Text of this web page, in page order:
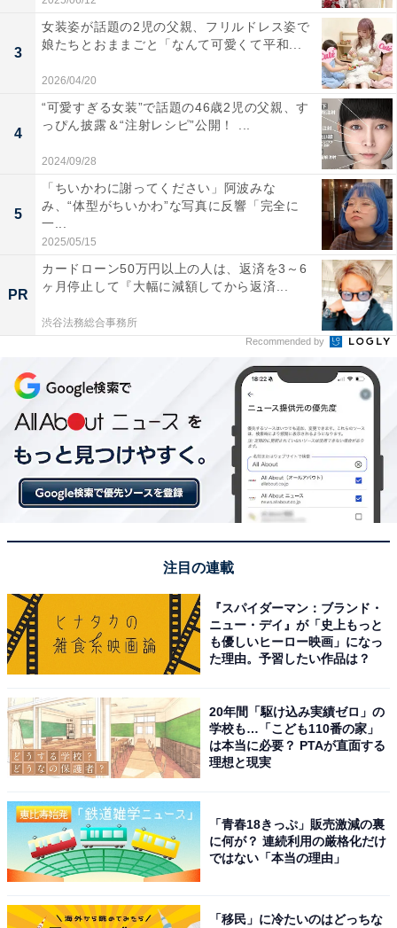
3
女装姿が話題の2児の父親、フリルドレス姿で
娘たちとおままごと「なんて可愛くて平和...
2026/04/20
4
“可愛すぎる女装”で話題の46歳2児の父親、す
っぴん披露＆“注射レシピ”公開！ ...
2024/09/28
5
「ちいかわに謝ってください」阿波みな
み、“体型がちいかわ”な写真に反響「完全に
一...
2025/05/15
PR
カードローン50万円以上の人は、返済を3～6
ヶ月停止して『大幅に減額してから返済...
渋谷法務総合事務所
Recommended by
注目の連載
『スパイダーマン：ブランド・
ニュー・デイ』が「史上もっと
も優しいヒーロー映画」になっ
た理由。予習したい作品は？
20年間「駆け込み実績ゼロ」の
学校も…「こども110番の家」
は本当に必要？ PTAが直面する
理想と現実
「青春18きっぷ」販売激減の裏
に何が？ 連続利用の厳格化だけ
ではない「本当の理由」
「移民」に冷たいのはどっちな